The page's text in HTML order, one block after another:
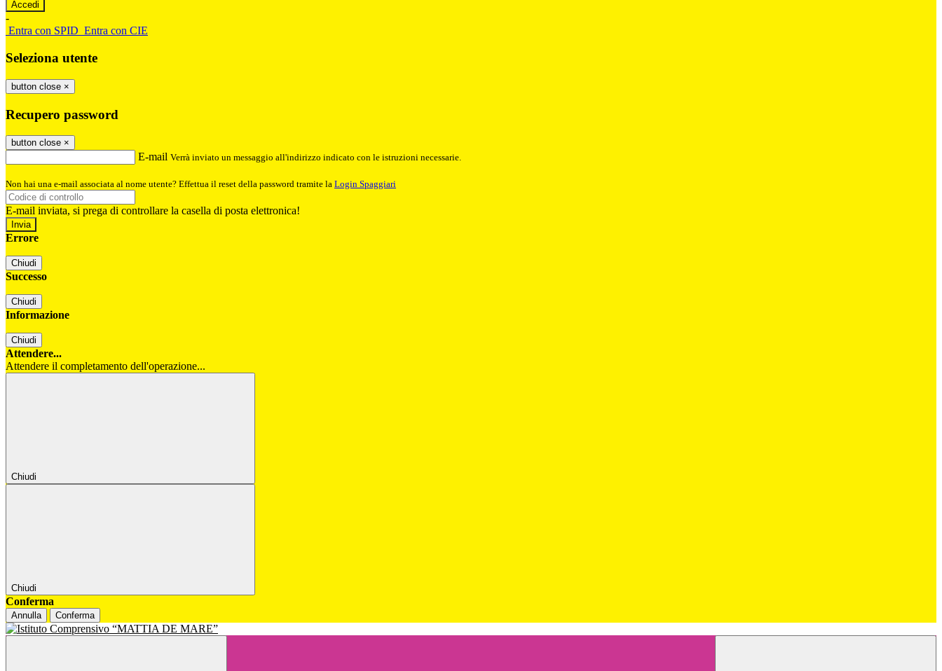
-
Entra con SPID Entra con CIE
Seleziona utente
button close ×
Recupero password
button close ×
E-mail Verrà inviato un messaggio all'indirizzo indicato con le istruzioni necessarie.
Non hai una e-mail associata al nome utente? Effettua il reset della password tramite la Login Spaggiari
E-mail inviata, si prega di controllare la casella di posta elettronica!
Errore
Chiudi
Successo
Chiudi
Informazione
Chiudi
Attendere...
Attendere il completamento dell'operazione...
Chiudi
Chiudi
Conferma
Annulla Conferma